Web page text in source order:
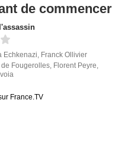
de commencer
Echkenazi Franck Ollivier
Fougerolles Florent Peyre
France.TV